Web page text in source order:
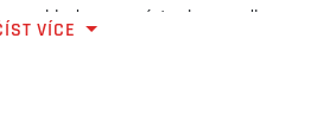
s ohledem na výstupky v podlaze
5cm, chránící interiér kufru před
VÍCE